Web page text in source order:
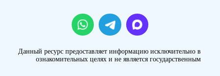
Данный ресурс предоставляет информацию исключительно в
ознакомительных целях и не является государственным